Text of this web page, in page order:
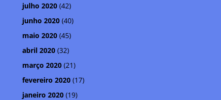
julho 2020(42)
junho 2020(40)
maio 2020(45)
abril 2020(32)
março 2020(21)
fevereiro 2020(17)
janeiro 2020(19)